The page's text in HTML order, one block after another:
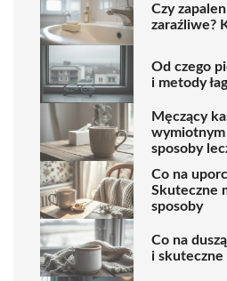
Czy
zaraźliwe?
Od czego
i metody
Męczący
wymiotnym
sposoby
Co na
Skuteczne
sposoby
Co na
i skuteczne